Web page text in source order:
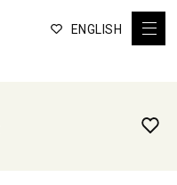
ENGLISH